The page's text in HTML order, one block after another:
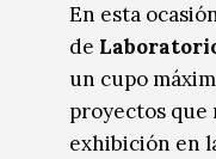
En esta
de
un cupo
proyectos
exhibición en